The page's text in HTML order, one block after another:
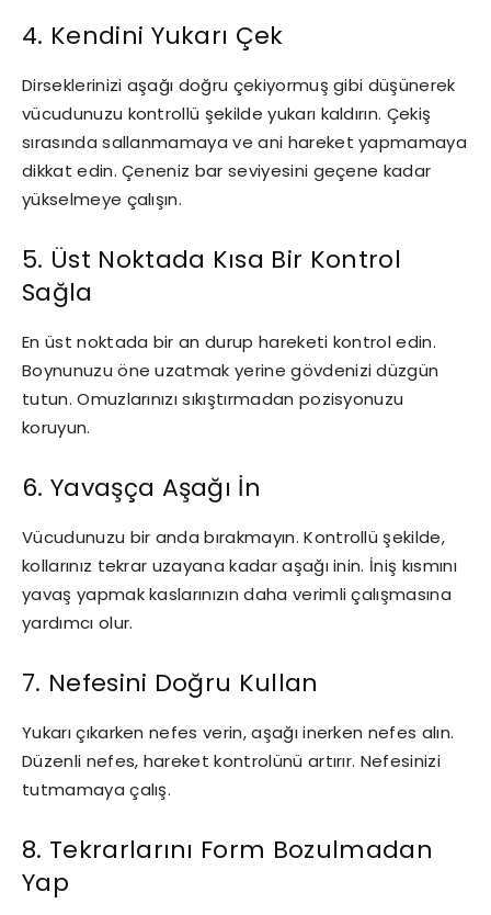
4. Kendini Yukarı Çek
Dirseklerinizi aşağı doğru çekiyormuş gibi düşünerek
vücudunuzu kontrollü şekilde yukarı kaldırın. Çekiş
sırasında sallanmamaya ve ani hareket yapmamaya
dikkat edin. Çeneniz bar seviyesini geçene kadar
yükselmeye çalışın.
5. Üst Noktada Kısa Bir Kontrol
Sağla
En üst noktada bir an durup hareketi kontrol edin.
Boynunuzu öne uzatmak yerine gövdenizi düzgün
tutun. Omuzlarınızı sıkıştırmadan pozisyonuzu
koruyun.
6. Yavaşça Aşağı İn
Vücudunuzu bir anda bırakmayın. Kontrollü şekilde,
kollarınız tekrar uzayana kadar aşağı inin. İniş kısmını
yavaş yapmak kaslarınızın daha verimli çalışmasına
yardımcı olur.
7. Nefesini Doğru Kullan
Yukarı çıkarken nefes verin, aşağı inerken nefes alın.
Düzenli nefes, hareket kontrolünü artırır. Nefesinizi
tutmamaya çalış.
8. Tekrarlarını Form Bozulmadan
Yap